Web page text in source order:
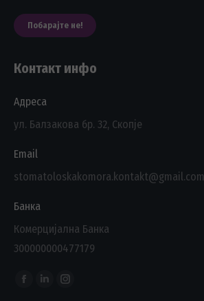
Побарајте не!
Контакт инфо
Адреса
ул. Балзакова бр. 32, Скопје
Email
stomatoloskakomora.kontakt@gmail.com
Банка
Комерцијална Банка
300000000477179
Find us on:
Facebook
LinkedinInstagram